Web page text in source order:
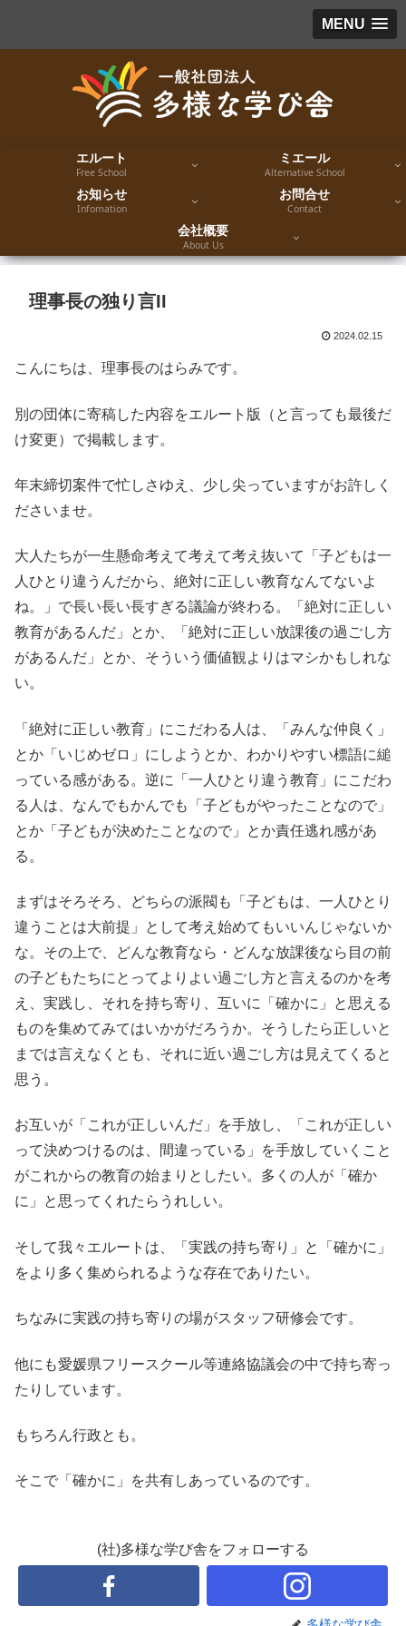
MENU
エルート
Free School
ミエール
Alternative School
お知らせ
Infomation
お問合せ
Contact
会社概要
About Us
理事長の独り言II
2024.02.15
こんにちは、理事長のはらみです。
別の団体に寄稿した内容をエルート版（と言っても最後だ
け変更）で掲載します。
年末締切案件で忙しさゆえ、少し尖っていますがお許しく
ださいませ。
大人たちが一生懸命考えて考えて考え抜いて「子どもは一
人ひとり違うんだから、絶対に正しい教育なんてないよ
ね。」で長い長い長すぎる議論が終わる。「絶対に正しい
教育があるんだ」とか、「絶対に正しい放課後の過ごし方
があるんだ」とか、そういう価値観よりはマシかもしれな
い。
「絶対に正しい教育」にこだわる人は、「みんな仲良く」
とか「いじめゼロ」にしようとか、わかりやすい標語に縋
っている感がある。逆に「一人ひとり違う教育」にこだわ
る人は、なんでもかんでも「子どもがやったことなので」
とか「子どもが決めたことなので」とか責任逃れ感があ
る。
まずはそろそろ、どちらの派閥も「子どもは、一人ひとり
違うことは大前提」として考え始めてもいいんじゃないか
な。その上で、どんな教育なら・どんな放課後なら目の前
の子どもたちにとってよりよい過ごし方と言えるのかを考
え、実践し、それを持ち寄り、互いに「確かに」と思える
ものを集めてみてはいかがだろうか。そうしたら正しいと
までは言えなくとも、それに近い過ごし方は見えてくると
思う。
お互いが「これが正しいんだ」を手放し、「これが正しい
って決めつけるのは、間違っている」を手放していくこと
がこれからの教育の始まりとしたい。多くの人が「確か
に」と思ってくれたらうれしい。
そして我々エルートは、「実践の持ち寄り」と「確かに」
をより多く集められるような存在でありたい。
ちなみに実践の持ち寄りの場がスタッフ研修会です。
他にも愛媛県フリースクール等連絡協議会の中で持ち寄っ
たりしています。
もちろん行政とも。
そこで「確かに」を共有しあっているのです。
(社)多様な学び舎をフォローする